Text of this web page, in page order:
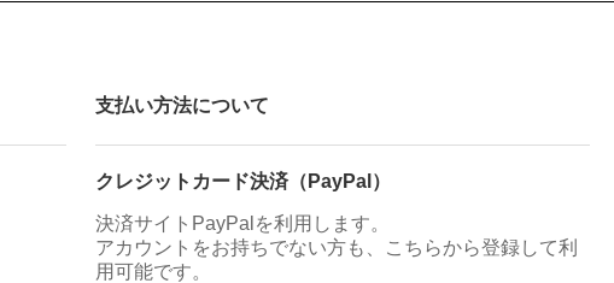
支払い方法について
クレジットカード決済（PayPal）
決済サイトPayPalを利用します。
アカウントをお持ちでない方も、こちらから登録して利
用可能です。